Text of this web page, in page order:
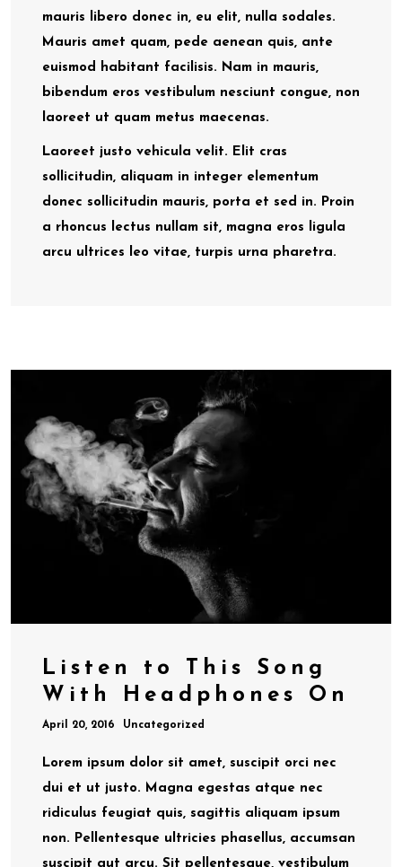
mauris libero donec in, eu elit, nulla sodales.
Mauris amet quam, pede aenean quis, ante
euismod habitant facilisis. Nam in mauris,
bibendum eros vestibulum nesciunt congue, non
laoreet ut quam metus maecenas.
Laoreet justo vehicula velit. Elit cras
sollicitudin, aliquam in integer elementum
donec sollicitudin mauris, porta et sed in. Proin
a rhoncus lectus nullam sit, magna eros ligula
arcu ultrices leo vitae, turpis urna pharetra.
Listen to This Song
With Headphones On
April 20, 2016 Uncategorized
Lorem ipsum dolor sit amet, suscipit orci nec
dui et ut justo. Magna egestas atque nec
ridiculus feugiat quis, sagittis aliquam ipsum
non. Pellentesque ultricies phasellus, accumsan
suscipit aut arcu. Sit pellentesque, vestibulum